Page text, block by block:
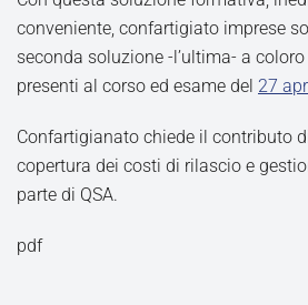
conveniente, confartigiato imprese
seconda soluzione -l’ultima- a
presenti al corso ed esame del 27
Confartigianato chiede il contributo
copertura dei costi di rilascio e
parte di QSA.
pdf